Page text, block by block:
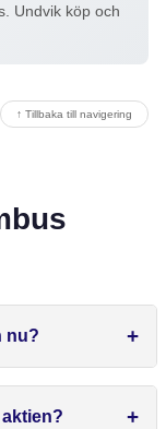
Undvik köp och
↑ Tillbaka till navigering
nu?